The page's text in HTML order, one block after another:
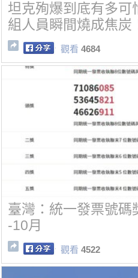
坦克殉爆到底有多可
組人員瞬間燒成焦炭
觀看 4684
臺灣：統一發票號
-10月
觀看 4522